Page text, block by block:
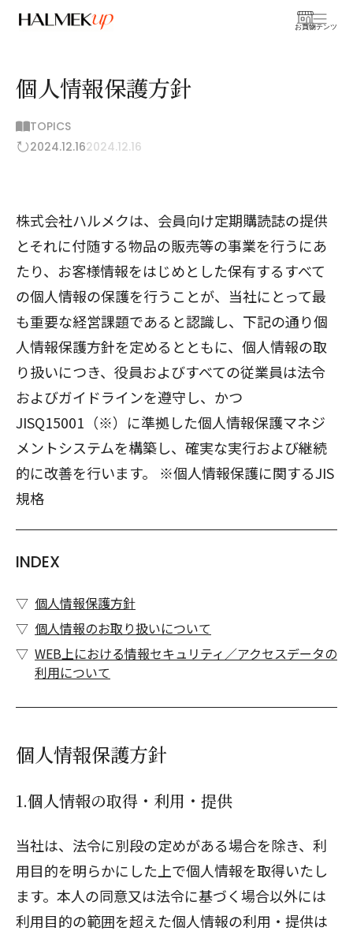
お買物
コンテンツ
個人情報保護方針
TOPICS
2024.12.162024.12.16
株式会社ハルメクは、会員向け定期購読誌の提供
とそれに付随する物品の販売等の事業を行うにあ
たり、お客様情報をはじめとした保有するすべて
の個人情報の保護を行うことが、当社にとって最
も重要な経営課題であると認識し、下記の通り個
人情報保護方針を定めるとともに、個人情報の取
り扱いにつき、役員およびすべての従業員は法令
およびガイドラインを遵守し、かつ
JISQ15001（※）に準拠した個人情報保護マネジ
メントシステムを構築し、確実な実行および継続
的に改善を行います。 ※個人情報保護に関するJIS
規格
INDEX
個人情報保護方針
個人情報のお取り扱いについて
WEB上における情報セキュリティ／アクセスデータの
利用について
個人情報保護方針
1.個人情報の取得・利用・提供
当社は、法令に別段の定めがある場合を除き、利
用目的を明らかにした上で個人情報を取得いたし
ます。本人の同意又は法令に基づく場合以外には
利用目的の範囲を超えた個人情報の利用・提供は